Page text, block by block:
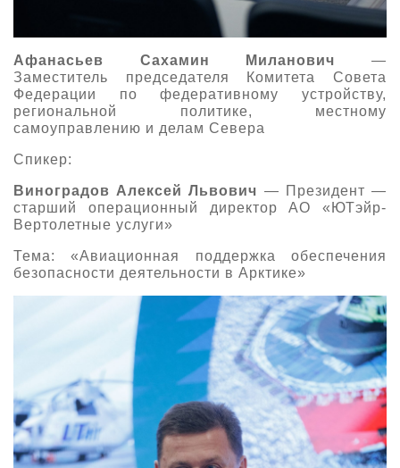
Афанасьев Сахамин Миланович —
Заместитель председателя Комитета Совета
Федерации по федеративному устройству,
региональной политике, местному
самоуправлению и делам Севера
Спикер:
Виноградов Алексей Львович — Президент —
старший операционный директор АО «ЮТэйр-
Вертолетные услуги»
Тема: «Авиационная поддержка обеспечения
безопасности деятельности в Арктике»